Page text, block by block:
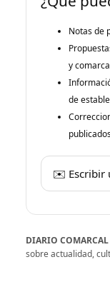
Notas de
y
de
✉️ Escribir
DIARIO COMARCAL
sobre actualidad,